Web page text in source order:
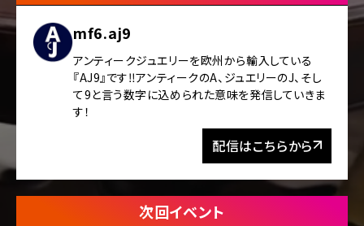
mf6.aj9
アンティークジュエリーを欧州から輸入している
『AJ9』です‼️アンティークのA、ジュエリーのJ、そし
て9と言う数字に込められた意味を発信していきま
す！
配信はこちらから
次回イベント